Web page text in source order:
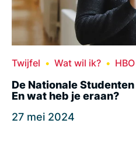
Twijfel Wat wil ik? HBO
De Nationale
En wat heb je eraan?
27 mei 2024